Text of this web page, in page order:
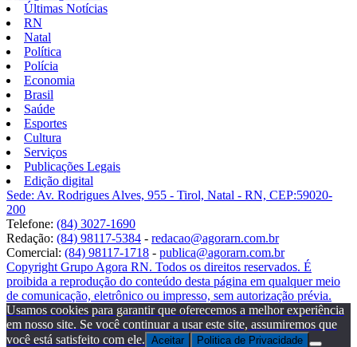
Últimas Notícias
RN
Natal
Política
Polícia
Economia
Brasil
Saúde
Esportes
Cultura
Serviços
Publicações Legais
Edição digital
Sede: Av. Rodrigues Alves, 955 - Tirol, Natal - RN, CEP:59020-
200
Telefone: (84) 3027-1690
Redação: (84) 98117-5384 - redacao@agorarn.com.br
Comercial: (84) 98117-1718 - publica@agorarn.com.br
Copyright Grupo Agora RN. Todos os direitos reservados. É
proibida a reprodução do conteúdo desta página em qualquer meio
de comunicação, eletrônico ou impresso, sem autorização prévia.
Usamos cookies para garantir que oferecemos a melhor experiência
em nosso site. Se você continuar a usar este site, assumiremos que
você está satisfeito com ele. Aceitar Politica de Privacidade